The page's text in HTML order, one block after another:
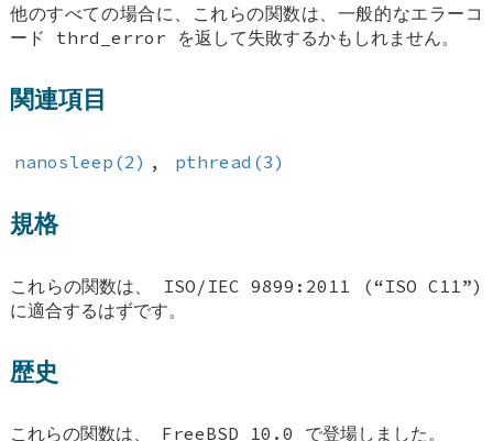
他のすべての場合に、これらの関数は、一般的なエラーコ
ード thrd_error を返して失敗するかもしれません。
関連項目
nanosleep(2) , pthread(3)
規格
これらの関数は、 ISO/IEC 9899:2011 (“ISO C11”)
に適合するはずです。
歴史
これらの関数は、 FreeBSD 10.0 で登場しました。